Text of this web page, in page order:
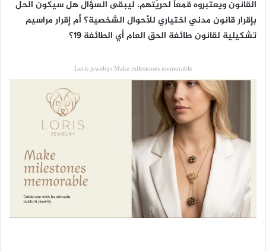
القانون ويعتبروه قمعاً لحريّتهم، ليبقى السؤال هل سيكون الحل
بإقرار قانون مدني اختياري للأحوال الشخصية؟ أم إقرار مراسيم
تشكيلية لقانون طائفة الحق العام أي الطائفة ١٩؟
Loris jewelry: Make milestones memorable